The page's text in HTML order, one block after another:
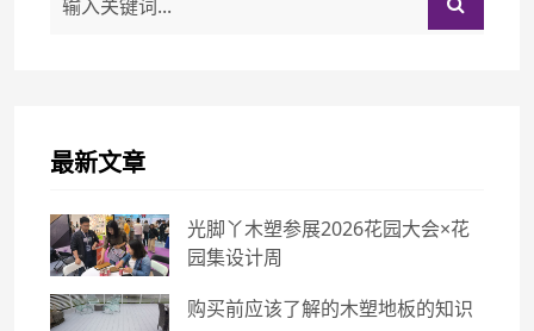
最新文章
光脚丫木塑参展2026花园大会×花
园集设计周
购买前应该了解的木塑地板的知识